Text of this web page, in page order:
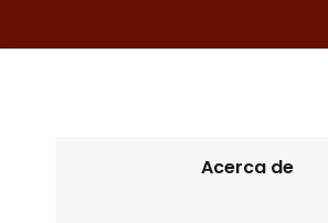
Acerca de